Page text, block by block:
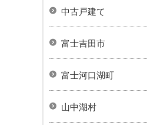
中古戸建て
富士吉田市
富士河口湖町
山中湖村